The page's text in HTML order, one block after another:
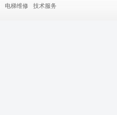
电梯维修 技术服务